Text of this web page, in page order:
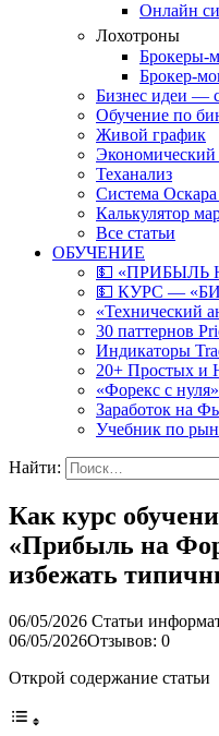
Онлайн
Лохотроны
Брокеры-
Брокер-
Бизнес идеи —
Обучение по
Живой график
Экономический
Теханализ
Система
Калькулятор
Все статьи
ОБУЧЕНИЕ
💵 «ПРИБЫЛЬ
💵 КУРС —
«Технический
30 паттернов
Индикаторы
20+ Простых и
«Форекс с
Заработок на
Учебник по
Найти:
Как курс
«Прибыль на
избежать
06/05/2026 Статьи
06/05/2026Отзывов: 0
Открой содержание статьи